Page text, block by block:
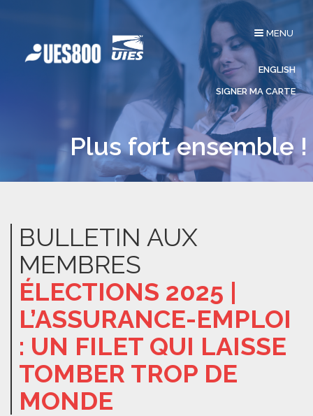
Affichage
du
menu
MENU
ENGLISH
SIGNER MA CARTE
Plus fort ensemble !
BULLETIN AUX
MEMBRES
ÉLECTIONS 2025 |
L’ASSURANCE-EMPLOI
: UN FILET QUI LAISSE
TOMBER TROP DE
MONDE